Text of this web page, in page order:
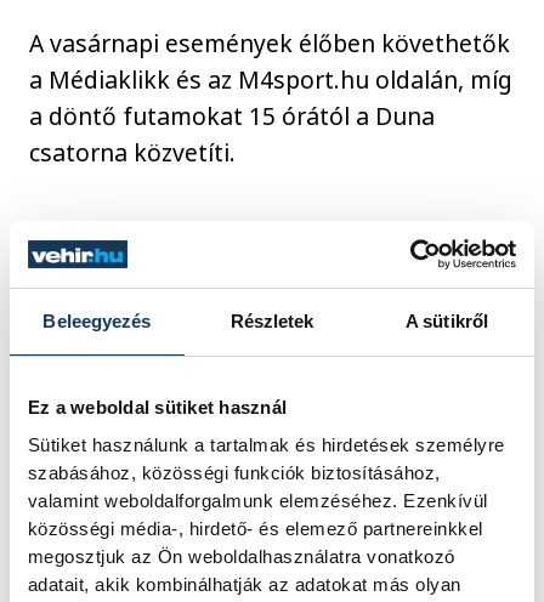
Beleegyezés Részletek A sütikről
Ez a weboldal sütiket használ
Sütiket használunk a tartalmak és hirdetések személyre
szabásához, közösségi funkciók biztosításához,
valamint weboldalforgalmunk elemzéséhez. Ezenkívül
közösségi média-, hirdető- és elemező partnereinkkel
megosztjuk az Ön weboldalhasználatra vonatkozó
adatait, akik kombinálhatják az adatokat más olyan
A vasárnapi események élőben követhetők
a Médiaklikk és az M4sport.hu oldalán, míg
a döntő futamokat 15 órától a Duna
csatorna közvetíti.
Nyitókép: MTI Fotó: Kovács Tamás
Nemzeti Vágta
lovasok
Szilvásvárad